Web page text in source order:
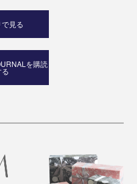
海外へのお土産としても喜
見る
を購読